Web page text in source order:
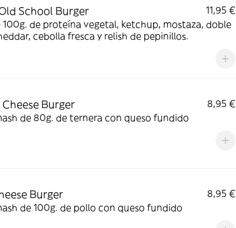
School Burger
11,95 €
100g. de proteína vegetal, ketchup, mostaza, doble
cebolla fresca y relish de pepinillos.
Burger
8,95 €
de 80g. de ternera con queso fundido
Burger
8,95 €
de 100g. de pollo con queso fundido